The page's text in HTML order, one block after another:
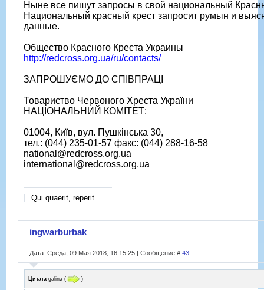
Ныне все пишут запросы в свой национальный
Национальный красный крест запросит румын и
данные.
Общество Красного Креста Украины
http://redcross.org.ua/ru/contacts/
ЗАПРОШУЄМО ДО СПІВПРАЦІ
Товариство Червоного Хреста України
НАЦІОНАЛЬНИЙ КОМІТЕТ:
01004, Київ, вул. Пушкінська 30,
тел.: (044) 235-01-57 факс: (044) 288-16-58
national@redcross.org.ua
international@redcross.org.ua
Qui quaerit, reperit
ingwarburbak
Дата: Среда, 09 Мая 2018, 16:15:25 | Сообщение # 43
Цитата galina ( )